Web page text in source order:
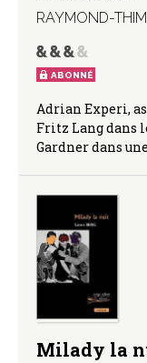
RAYMOND-
ABONNÉ
Adrian Experi,
Fritz Lang dans
Gardner dans
Milady la